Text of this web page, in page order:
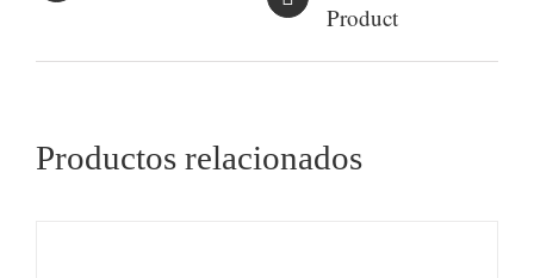
Product
Productos relacionados